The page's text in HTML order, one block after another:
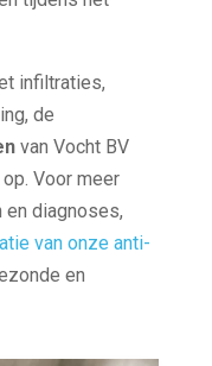
infiltraties,
de
van Vocht BV
Voor meer
diagnoses,
van onze anti-
en